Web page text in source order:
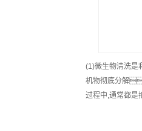
(1)微生物清洗
机物彻底分解
过程中,通常都是